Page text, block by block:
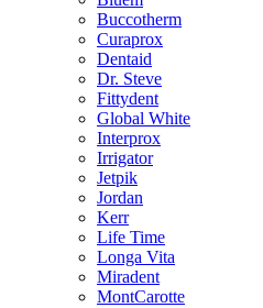
Buccotherm
Curaprox
Dentaid
Dr. Steve
Fittydent
Global White
Interprox
Irrigator
Jetpik
Jordan
Kerr
Life Time
Longa Vita
Miradent
MontCarotte